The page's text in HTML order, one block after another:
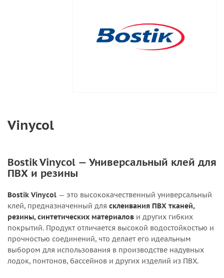
Vinycol
Bostik Vinycol — Универсальный клей для
ПВХ и резины
Bostik Vinycol — это высококачественный универсальный
клей, предназначенный для склеивания ПВХ тканей,
резины, синтетических материалов и других гибких
покрытий. Продукт отличается высокой водостойкостью и
прочностью соединений, что делает его идеальным
выбором для использования в производстве надувных
лодок, понтонов, бассейнов и других изделий из ПВХ.